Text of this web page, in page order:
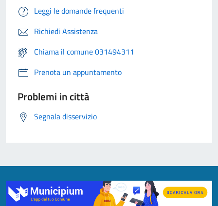
Leggi le domande frequenti
Richiedi Assistenza
Chiama il comune 031494311
Prenota un appuntamento
Problemi in città
Segnala disservizio